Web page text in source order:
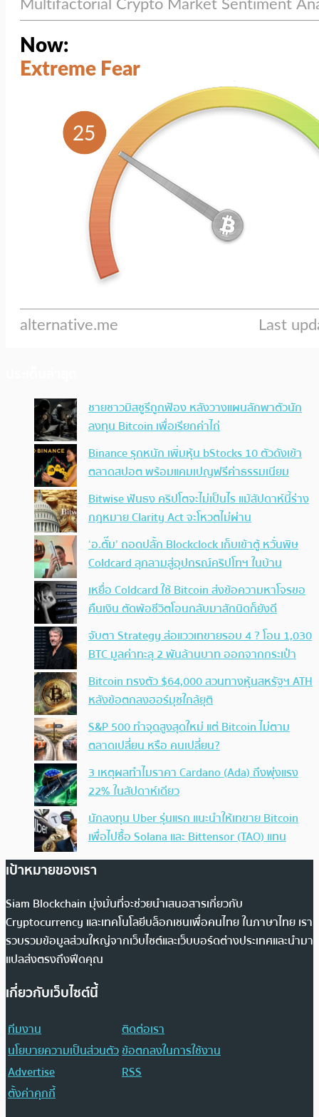
ชายชาวมิสซูรีถูกฟ้อง หลังวางแผนลักพาตัวนัก
ลงทุน Bitcoin เพื่อเรียกค่าไถ่
Binance รุกหนัก เพิ่มหุ้น bStocks 10 ตัวดังเข้า
ตลาดสปอต พร้อมแคมเปญฟรีค่าธรรมเนียม
Bitwise ฟันธง คริปโตจะไม่เป็นไร แม้สัปดาห์นี้ร่าง
กฎหมาย Clarity Act จะโหวตไม่ผ่าน
‘อ.ตั๊ม’ ถอดปลั้ก Blockclock เก็บเข้าตู้ หวั่นพิษ
Coldcard ลุกลามสู่อุปกรณ์คริปโทฯ ในบ้าน
เหยื่อ Coldcard ใช้ Bitcoin ส่งข้อความหาโจรขอ
คืนเงิน ตัดพ้อชีวิตโอนกลับมาสักนิดก็ยังดี
จับตา Strategy ส่อแววเทขายรอบ 4 ? โอน 1,030
BTC มูลค่าทะลุ 2 พันล้านบาท ออกจากกระเป๋า
Bitcoin ทรงตัว $64,000 สวนทางหุ้นสหรัฐฯ ATH
หลังข้อตกลงฮอร์มุซใกล้ยุติ
S&P 500 ทำจุดสูงสุดใหม่ แต่ Bitcoin ไม่ตาม
ตลาดเปลี่ยน หรือ คนเปลี่ยน?
3 เหตุผลทำไมราคา Cardano (Ada) ถึงพุ่งแรง
22% ในสัปดาห์เดียว
นักลงทุน Uber รุ่นแรก แนะนำให้เทขาย Bitcoin
เพื่อไปซื้อ Solana และ Bittensor (TAO) แทน
เป้าหมายของเรา
Siam Blockchain มุ่งมั่นที่จะช่วยนำเสนอสารเกี่ยวกับ
Cryptocurrency และเทคโนโลยีบล็อกเชนเพื่อคนไทย ในภาษาไทย เรา
รวบรวมข้อมูลส่วนใหญ่จากเว็บไซต์และเว็บบอร์ดต่างประเทศและนำมา
แปลส่งตรงถึงฟีดคุณ
เกี่ยวกับเว็บไซต์นี้
ทีมงาน
ติดต่อเรา
นโยบายความเป็นส่วนตัวข้อตกลงในการใช้งาน
Advertise
RSS
ตั้งค่าคุกกี้